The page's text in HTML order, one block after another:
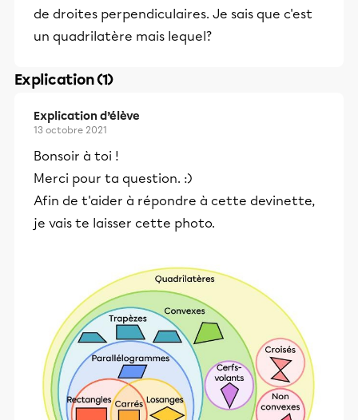
de droites perpendiculaires. Je sais que c'est
un quadrilatère mais lequel?
Explication (1)
Explication d’élève
13 octobre 2021
Bonsoir à toi !
Merci pour ta question. :)
Afin de t'aider à répondre à cette devinette,
je vais te laisser cette photo.